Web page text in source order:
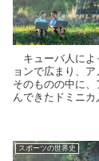
キューバ人によ
ョンで広まり、
そのものの中に
んできたドミニ
スポーツの世界史